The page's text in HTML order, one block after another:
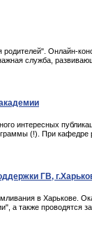
Онлайн-
служба,
интересных
(!). При кафедре
ГВ,
в Харькове.
а также